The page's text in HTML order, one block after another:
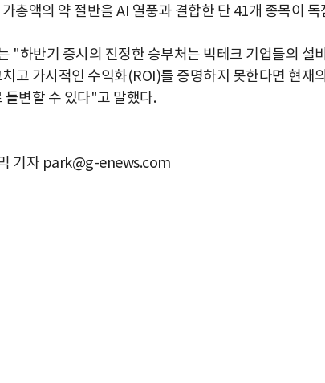
총액의 약 절반을 AI 열풍과 결합한 단 41개 종목이 독
"하반기 증시의 진정한 승부처는 빅테크 기업들의 설
고 가시적인 수익화(ROI)를 증명하지 못한다면 현재
돌변할 수 있다"고 말했다.
기자 park@g-enews.com